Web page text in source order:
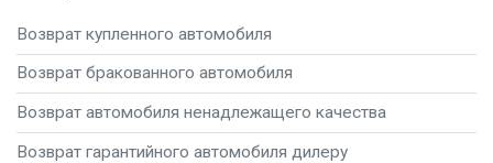
Возврат купленного автомобиля
Возврат бракованного автомобиля
Возврат автомобиля ненадлежащего качества
Возврат гарантийного автомобиля дилеру